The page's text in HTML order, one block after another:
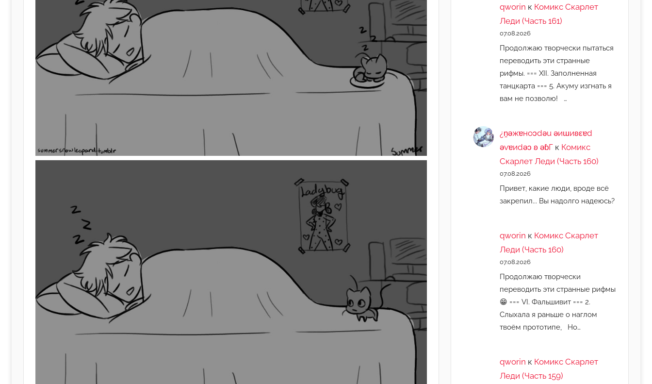
qworin к Комикс Скарлет
Леди (Часть 161)
07.08.2026
Продолжаю творчески пытаться
переводить эти странные
рифмы. === XII. Заполненная
танцкарта === 5. Акуму изгнать я
вам не позволю! …
¿n̯ǝжɐноɔdǝu ǝиɯиʚεɐd
ǝvɐиdǝɔ ʚ ǝɓГ к Комикс
Скарлет Леди (Часть 160)
07.08.2026
Привет, какие люди, вроде всё
закрепил... Вы надолго надеюсь?
qworin к Комикс Скарлет
Леди (Часть 160)
07.08.2026
Продолжаю творчески
переводить эти странные рифмы
😁 === VI. Фальшивит === 2.
Слыхала я раньше о наглом
твоём прототипе, Но…
qworin к Комикс Скарлет
Леди (Часть 159)